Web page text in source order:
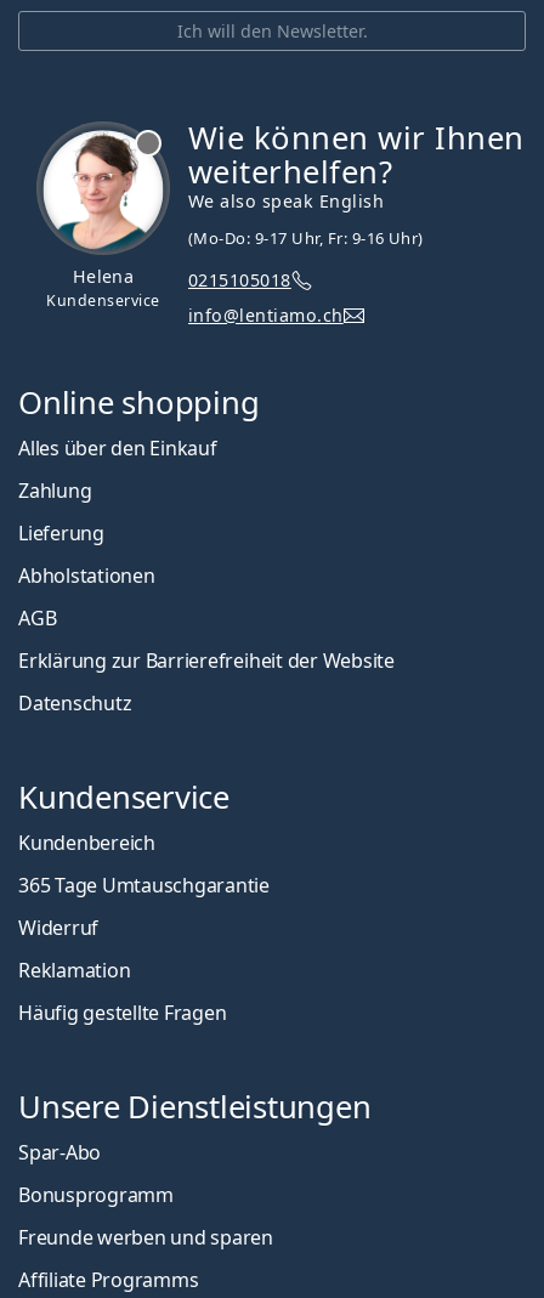
Ich will den Newsletter.
Helena
Kundenservice
Wie können wir Ihnen
weiterhelfen?
We also speak English
(Mo-Do: 9-17 Uhr, Fr: 9-16 Uhr)
0215105018
info@lentiamo.ch
Online shopping
Alles über den Einkauf
Zahlung
Lieferung
Abholstationen
AGB
Erklärung zur Barrierefreiheit der Website
Datenschutz
Kundenservice
Kundenbereich
365 Tage Umtauschgarantie
Widerruf
Reklamation
Häufig gestellte Fragen
Unsere Dienstleistungen
Spar-Abo
Bonusprogramm
Freunde werben und sparen
Affiliate Programms